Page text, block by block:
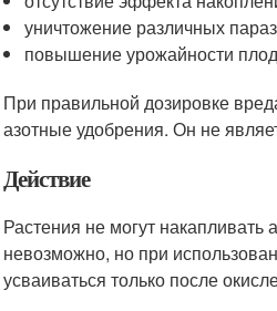
уничтожение различных
повышение урожайности
При правильной дозировке
азотные удобрения. Он не
Действие
Растения не могут
невозможно, но при
усваиваться только после